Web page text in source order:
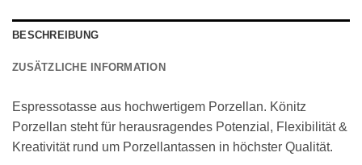
BESCHREIBUNG
ZUSÄTZLICHE INFORMATION
Espressotasse aus hochwertigem Porzellan. Könitz
Porzellan steht für herausragendes Potenzial, Flexibilität &
Kreativität rund um Porzellantassen in höchster Qualität.